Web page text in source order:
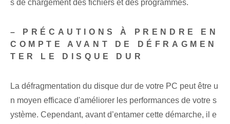
s de chargement des fichiers et des programmes.
– PRÉCAUTIONS À PRENDRE EN
COMPTE AVANT DE DÉFRAGMEN
TER LE DISQUE DUR
La défragmentation du disque dur de votre PC peut être u
n moyen efficace d'améliorer les performances de votre s
ystème. Cependant, avant d’entamer cette démarche, il e